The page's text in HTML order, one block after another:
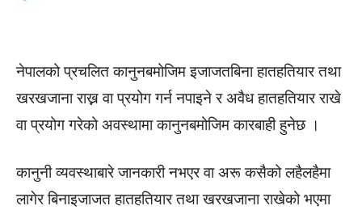
नेपालको प्रचलित कानुनबमोजिम इजाजतबिना हातहतियार तथा
खरखजाना राख्न वा प्रयोग गर्न नपाइने र अवैध हातहतियार राखे
वा प्रयोग गरेको अवस्थामा कानुनबमोजिम कारबाही हुनेछ ।
कानुनी व्यवस्थाबारे जानकारी नभएर वा अरू कसैको लहैलहैमा
लागेर बिनाइजाजत हातहतियार तथा खरखजाना राखेको भएमा